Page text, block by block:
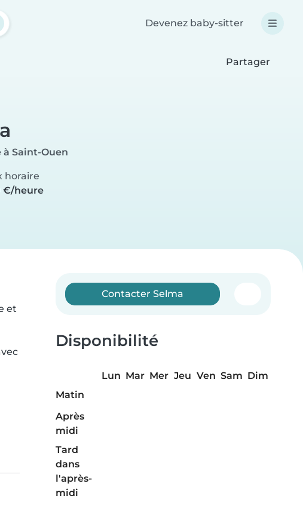
Devenez baby-sitter
Partager
Saint-Ouen
horaire
€/heure
et
Contacter Selma
Disponibilité
Lun Mar Mer Jeu Ven Sam Dim
Matin
Après
midi
Tard
dans
l'après-
midi